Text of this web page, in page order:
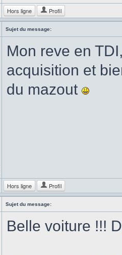
Hors ligne Profil
Sujet du message:
Mon reve en
acquisition et
du mazout
Hors ligne Profil
Sujet du message:
Belle voiture !!!